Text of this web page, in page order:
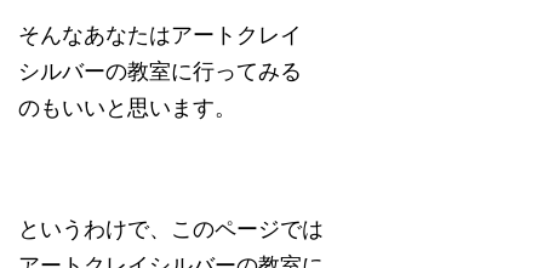
そんなあなたはアートクレイ
シルバーの教室に行ってみる
のもいいと思います。
というわけで、このページでは